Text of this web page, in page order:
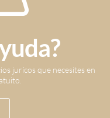
jurícos que necesites en